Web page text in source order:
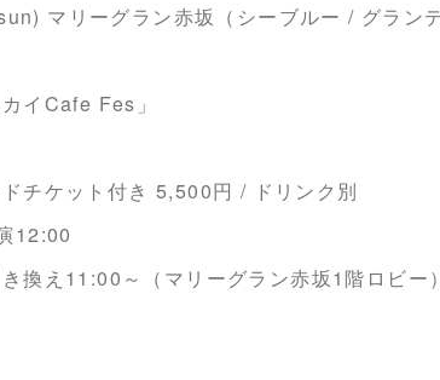
マリーグラン赤坂（シーブルー / グランデ
イCafe Fes」
チケット付き 5,500円 / ドリンク別
12:00
換え11:00～（マリーグラン赤坂1階ロビー）